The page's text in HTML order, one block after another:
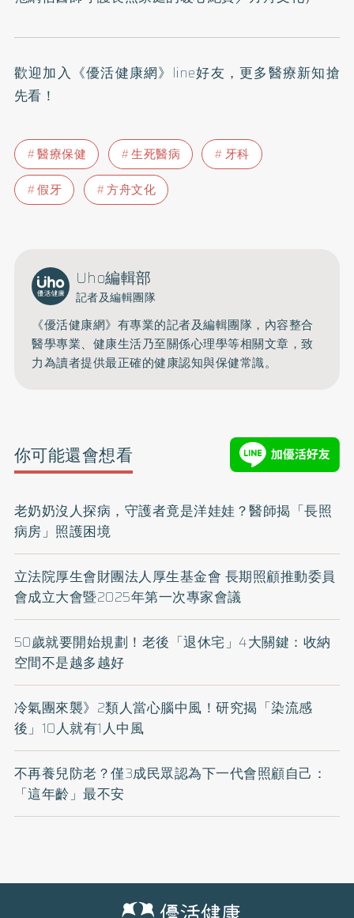
歡迎加入 《優活健康網》line好友 ，更多醫療新知搶
先看！
醫療保健 生死醫病
牙科
假牙
方舟文化
Uho編輯部
記者及編輯團隊
《優活健康網》有專業的記者及編輯團隊，內容整合
醫學專業、健康生活乃至關係心理學等相關文章，致
力為讀者提供最正確的健康認知與保健常識。
你可能還會想看
老奶奶沒人探病，守護者竟是洋娃娃？醫師揭「長照
病房」照護困境
立法院厚生會財團法人厚生基金會 長期照顧推動委員
會成立大會暨2025年第一次專家會議
50歲就要開始規劃！老後「退休宅」4大關鍵：收納
空間不是越多越好
冷氣團來襲》2類人當心腦中風！研究揭「染流感
後」10人就有1人中風
不再養兒防老？僅3成民眾認為下一代會照顧自己：
「這年齡」最不安